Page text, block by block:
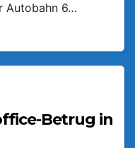
Autobahn 6…
Betrug in